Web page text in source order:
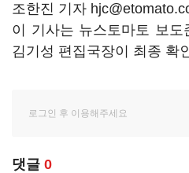
조한진 기자
이 기사는 뉴스토마토 보
김기성 편집국장이 최종 확
댓글 0